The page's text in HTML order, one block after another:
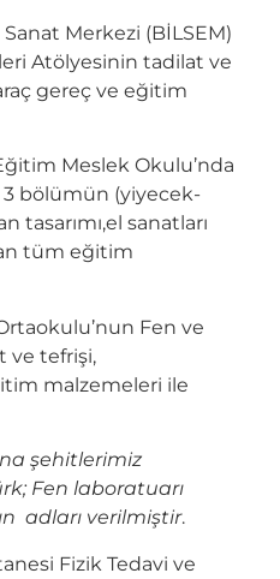
Merkezi (BİLSEM)
Atölyesinin tadilat ve
gereç ve eğitim
Meslek Okulu’nda
bölümün (yiyecek-
tasarımı,el sanatları
tüm eğitim
Fen ve
ve tefrişi,
malzemeleri ile
şehitlerimiz
Fen laboratuarı
adları verilmiştir.
Fizik Tedavi ve